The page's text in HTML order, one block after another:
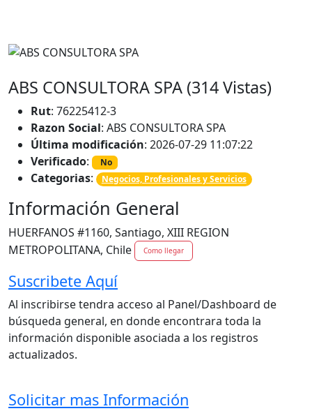
ABS CONSULTORA SPA (314 Vistas)
Rut: 76225412-3
Razon Social: ABS CONSULTORA SPA
Última modificación: 2026-07-29 11:07:22
Verificado: No
Categorias: Negocios, Profesionales y Servicios
Información General
HUERFANOS #1160, Santiago, XIII REGION
METROPOLITANA, Chile
Como llegar
Suscribete Aquí
Al inscribirse tendra acceso al Panel/Dashboard de
búsqueda general, en donde encontrara toda la
información disponible asociada a los registros
actualizados.
Solicitar mas Información